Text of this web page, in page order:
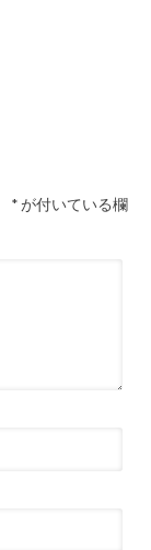
*が付いている欄